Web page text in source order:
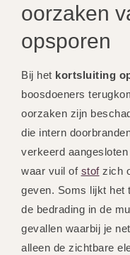
oorzaken
opsporen
Bij het kortsluiting
boosdoeners
oorzaken zijn
die intern
verkeerd
waar vuil of stofzich
geven. Soms lijkt het
de bedrading in de
gevallen waarbij je
alleen de zichtbare